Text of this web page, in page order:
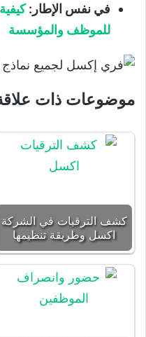
في نفس الإطار:
للموظف والمؤسسة
موضوعات ذات
كشف الترقيات في الشركة
اكسل وطريقة تنظيمها